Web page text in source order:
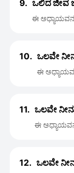
9. ಒಲಿದ ಜೀವ
ಈ
10. ಒಲವೇ
ಈ
11. ಒಲವೇ
ಈ
12. ಒಲವೇ